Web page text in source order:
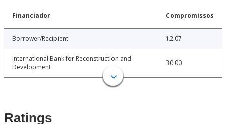
Financiador Compromissos
Borrower/Recipient 12.07
International Bank for Reconstruction and
Development
30.00
Ratings